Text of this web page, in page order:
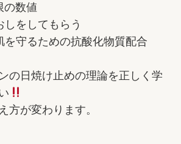
の数値
をしてもらう
を守るための抗酸化物質配合
の日焼け止めの理論を正しく学
方が変わります。